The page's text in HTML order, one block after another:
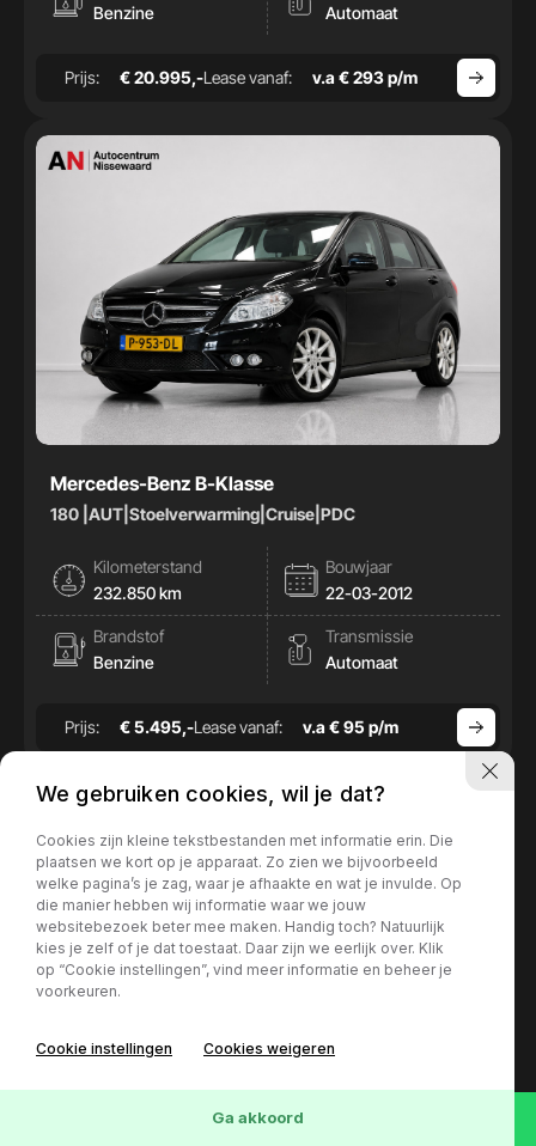
Benzine
Automaat
Prijs: € 20.995,-Lease vanaf: v.a € 293 p/m
Mercedes-Benz B-Klasse
180 |AUT|Stoelverwarming|Cruise|PDC
Kilometerstand
232.850 km
Bouwjaar
22-03-2012
Brandstof
Benzine
Transmissie
Automaat
Prijs: € 5.495,-Lease vanaf: v.a € 95 p/m
We gebruiken cookies, wil je dat?
Cookies zijn kleine tekstbestanden met informatie erin. Die
plaatsen we kort op je apparaat. Zo zien we bijvoorbeeld
welke pagina’s je zag, waar je afhaakte en wat je invulde. Op
die manier hebben wij informatie waar we jouw
websitebezoek beter mee maken. Handig toch? Natuurlijk
kies je zelf of je dat toestaat. Daar zijn we eerlijk over. Klik
op “Cookie instellingen”, vind meer informatie en beheer je
voorkeuren.
Cookie instellingen Cookies weigeren
Ga akkoord